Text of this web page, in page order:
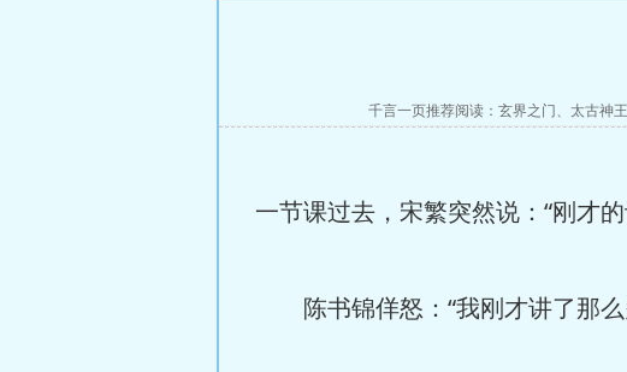
千言一页推荐阅读： 玄界之门、 太古神王
一节课过去，宋繁突然说：“刚才
陈书锦佯怒：“我刚才讲了那么